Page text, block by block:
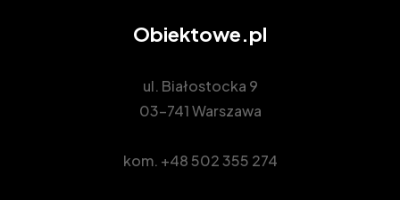
Obiektowe.pl
ul. Białostocka 9
03-741 Warszawa
kom. +48 502 355 274